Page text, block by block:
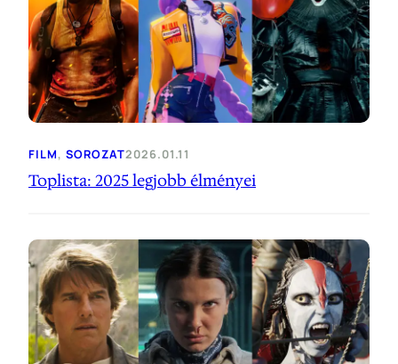
FILM, SOROZAT2026.01.11
Toplista: 2025 legjobb élményei